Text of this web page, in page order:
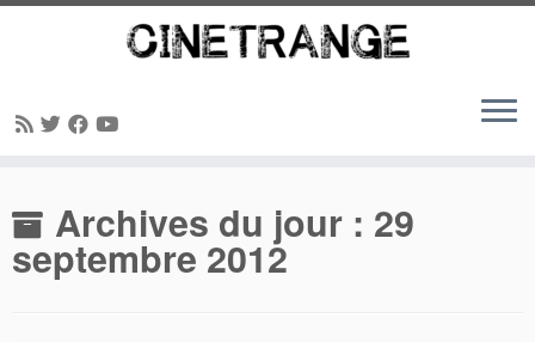
au
contenuArchives du jour : 29
septembre 2012